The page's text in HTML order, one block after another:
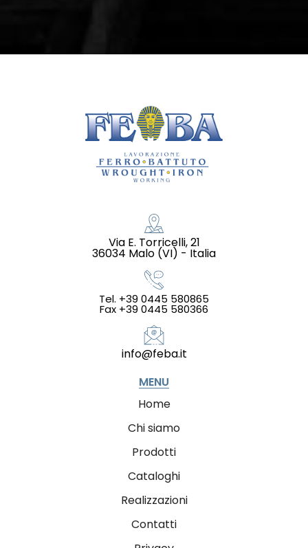
Via E. Torricelli, 21
36034 Malo (VI) - Italia
Tel. +39 0445 580865
Fax +39 0445 580366
info@feba.it
MENU
Home
Chi siamo
Prodotti
Cataloghi
Realizzazioni
Contatti